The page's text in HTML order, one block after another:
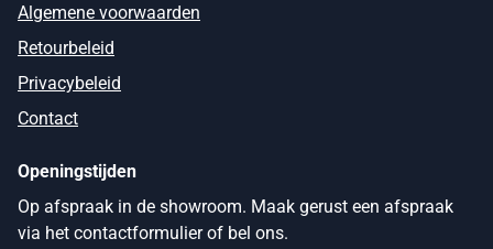
Algemene voorwaarden
Retourbeleid
Privacybeleid
Contact
Openingstijden
Op afspraak in de showroom. Maak gerust een afspraak
via het contactformulier of bel ons.